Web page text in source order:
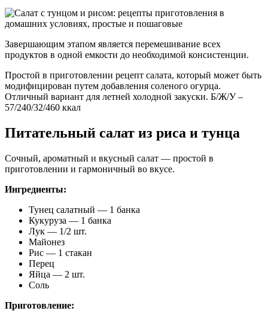
Завершающим этапом является перемешивание всех
продуктов в одной емкости до необходимой консистенции.
Простой в приготовлении рецепт салата, который может быть
модифицирован путем добавления соленого огурца.
Отличный вариант для летней холодной закуски. Б/Ж/У –
57/240/32/460 ккал
Питательный салат из риса и тунца
Сочный, ароматный и вкусный салат — простой в
приготовлении и гармоничный во вкусе.
Ингредиенты:
Тунец салатный — 1 банка
Кукуруза — 1 банка
Лук — 1/2 шт.
Майонез
Рис — 1 стакан
Перец
Яйца — 2 шт.
Соль
Приготовление: